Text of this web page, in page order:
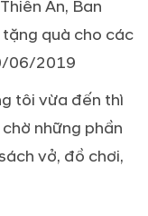
Ân, Ban
quà cho các
06/2019
tôi vừa đến thì
những phần
vở, đồ chơi,